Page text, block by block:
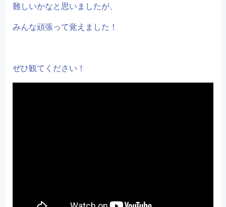
難しいかなと思いましたが、
みんな頑張って覚えました！
ぜひ観てください！